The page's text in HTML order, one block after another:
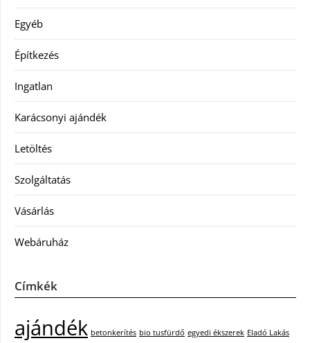
Egyéb
Építkezés
Ingatlan
Karácsonyi ajándék
Letöltés
Szolgáltatás
Vásárlás
Webáruház
Címkék
ajándék betonkerítés bio tusfürdő egyedi ékszerek Eladó Lakás